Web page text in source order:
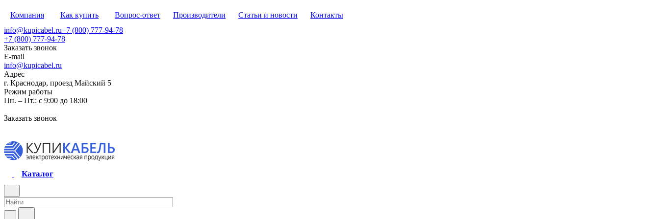
Компания Как купить Вопрос-ответ Производители Статьи и новости
Контакты
info@kupicabel.ru+7 (800) 777-94-78
+7 (800) 777-94-78
Заказать звонок
E-mail
info@kupicabel.ru
Адрес
г. Краснодар, проезд Майский 5
Режим работы
Пн. – Пт.: с 9:00 до 18:00
Заказать звонок
Каталог